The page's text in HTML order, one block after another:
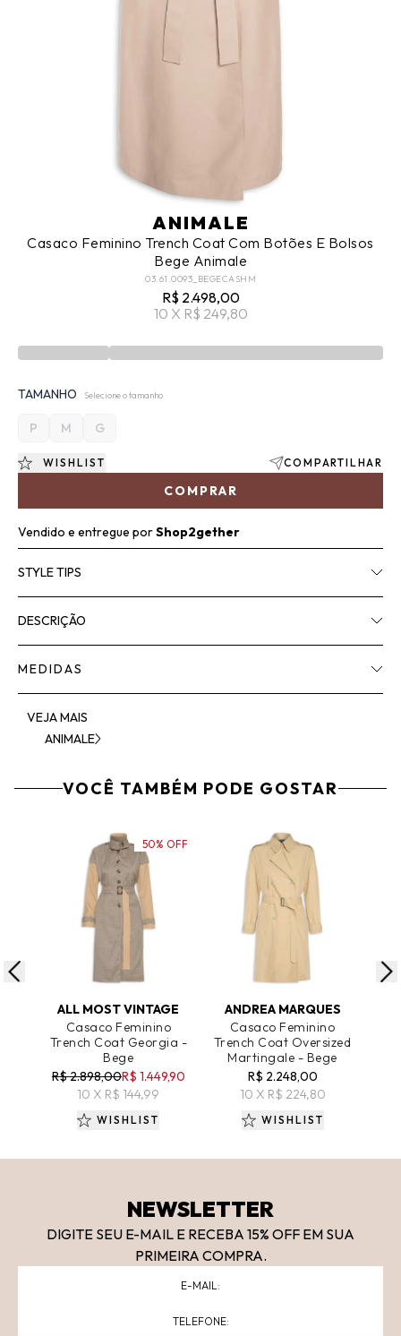
ANIMALE
Casaco Feminino Trench Coat Com Botões E Bolsos
Bege Animale
03.61.0093_BEGECASHM
R$ 2.498,00
10 X R$ 249,80
TAMANHO Selecione o tamanho
P M G
COMPRAR
WISHLIST COMPARTILHAR
Vendido e entregue porShop2gether
STYLE TIPS
DESCRIÇÃO
MEDIDAS
VEJA MAIS
ANIMALE
VOCÊ TAMBÉM PODE GOSTAR
ADICIONAR AO CARRINHO
ALL MOST VINTAGE
Casaco Feminino
Trench Coat Georgia -
Bege
R$ 2.898,00R$ 1.449,90
10 X R$ 144,99
50% OFF
WISHLIST
ADICIONAR AO CARRINHO
ANDREA MARQUES
Casaco Feminino
Trench Coat Oversized
Martingale - Bege
R$ 2.248,00
10 X R$ 224,80
WISHLIST
NEWSLETTER
DIGITE SEU E-MAIL E RECEBA 15% OFF EM SUA
PRIMEIRA COMPRA.